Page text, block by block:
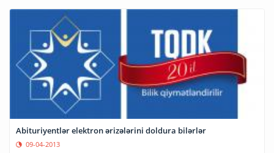
Abituriyentlər elektron ərizələrini doldura bilərlər
09-04-2013